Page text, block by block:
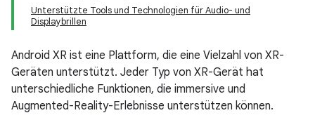
Unterstützte Tools und Technologien für Audio- und
Displaybrillen
Android XR ist eine Plattform, die eine Vielzahl von XR-
Geräten unterstützt. Jeder Typ von XR-Gerät hat
unterschiedliche Funktionen, die immersive und
Augmented-Reality-Erlebnisse unterstützen können.